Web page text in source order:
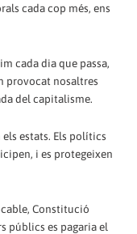
cada cop més, ens
cada dia que passa,
provocat nosaltres
del capitalisme.
estats. Els polítics
i es protegeixen
Constitució
públics es pagaria el